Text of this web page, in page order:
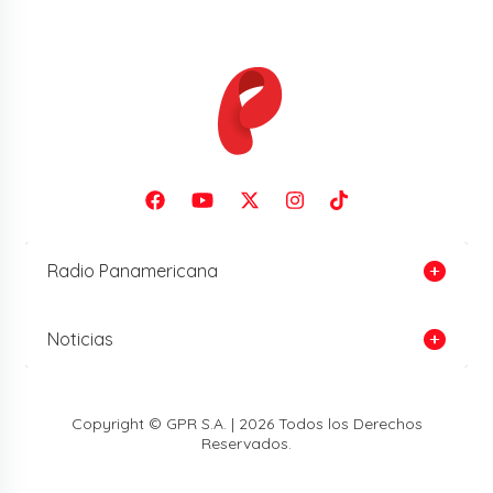
Radio Panamericana
Noticias
Copyright © GPR S.A. | 2026 Todos los Derechos
Reservados.